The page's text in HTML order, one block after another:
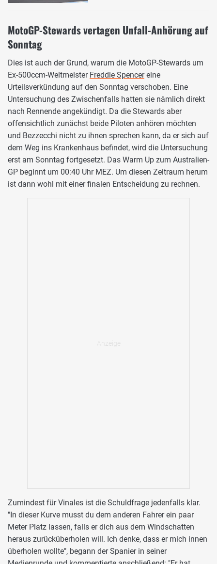
MotoGP-Stewards vertagen Unfall-Anhörung auf
Sonntag
Dies ist auch der Grund, warum die MotoGP-Stewards um
Ex-500ccm-Weltmeister Freddie Spencereine
Urteilsverkündung auf den Sonntag verschoben. Eine
Untersuchung des Zwischenfalls hatten sie nämlich direkt
nach Rennende angekündigt. Da die Stewards aber
offensichtlich zunächst beide Piloten anhören möchten
und Bezzecchi nicht zu ihnen sprechen kann, da er sich auf
dem Weg ins Krankenhaus befindet, wird die Untersuchung
erst am Sonntag fortgesetzt. Das Warm Up zum Australien-
GP beginnt um 00:40 Uhr MEZ. Um diesen Zeitraum herum
ist dann wohl mit einer finalen Entscheidung zu rechnen.
Zumindest für Vinales ist die Schuldfrage jedenfalls klar.
"In dieser Kurve musst du dem anderen Fahrer ein paar
Meter Platz lassen, falls er dich aus dem Windschatten
heraus zurücküberholen will. Ich denke, dass er mich innen
überholen wollte", begann der Spanier in seiner